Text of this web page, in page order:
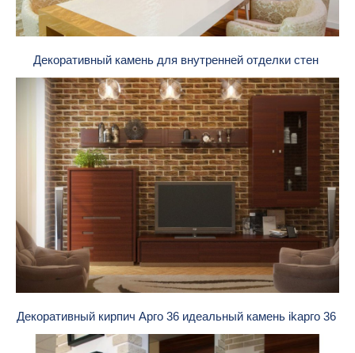
Декоративный камень для внутренней отделки стен
Декоративный кирпич Арго 36 идеальный камень ikарго 36